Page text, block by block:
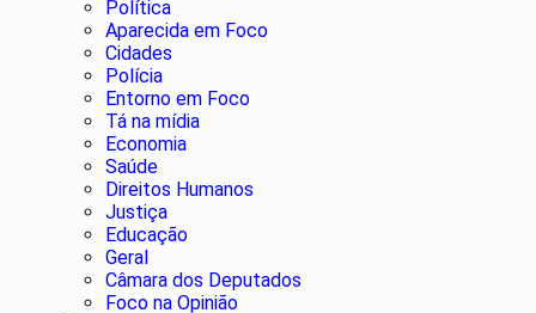
Política
Aparecida em Foco
Cidades
Polícia
Entorno em Foco
Tá na mídia
Economia
Saúde
Direitos Humanos
Justiça
Educação
Geral
Câmara dos Deputados
Foco na Opinião